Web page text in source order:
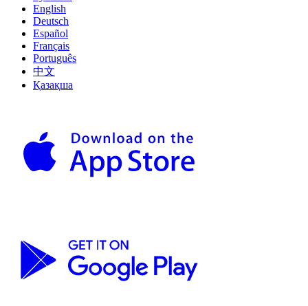
English
Deutsch
Español
Français
Português
中文
Қазақша